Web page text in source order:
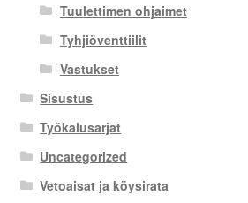
Tuulettimen ohjaimet
Tyhjiöventtiilit
Vastukset
Sisustus
Työkalusarjat
Uncategorized
Vetoaisat ja köysirata